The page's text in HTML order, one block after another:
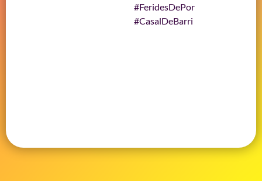
#FeridesDePor
#CasalDeBarri